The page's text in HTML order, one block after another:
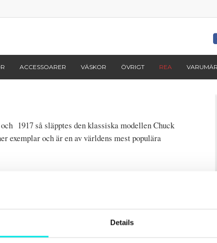
Details
ACCESSOARER VÄSKOR ÖVRIGT REA
1917 så släpptes den klassiska modellen Chuck
exemplar och är en av världens mest populära